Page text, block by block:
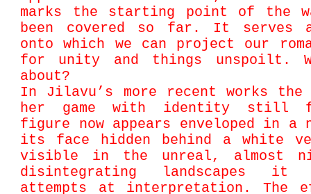
marks the starting point of the
been covered so far. It serves
onto which we can project our
for unity and things unspoilt.
about?
In Jilavu’s more recent works
her game with identity still
figure now appears enveloped in a
its face hidden behind a white
visible in the unreal, almost
disintegrating landscapes
attempts at interpretation. The